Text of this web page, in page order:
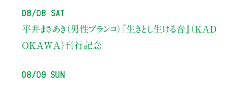
08/08 Sat
平井まさあき（男性ブランコ） 『生きとし生ける音』（KAD
OKAWA）刊行記念
08/09 Sun